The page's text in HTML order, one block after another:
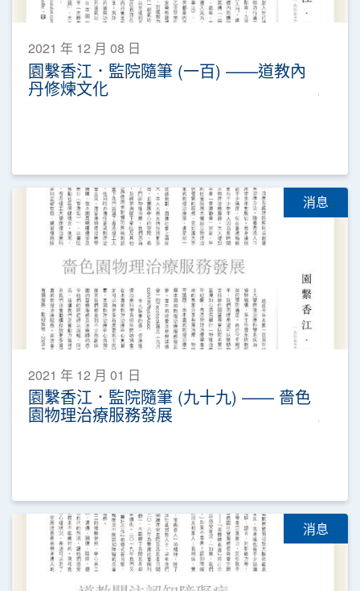
2021 年 12 月 08 日
園繫香江．監院隨筆 (一百) ——道教內
丹修煉文化
消息
2021 年 12 月 01 日
園繫香江．監院隨筆 (九十九) —— 嗇色
園物理治療服務發展
消息